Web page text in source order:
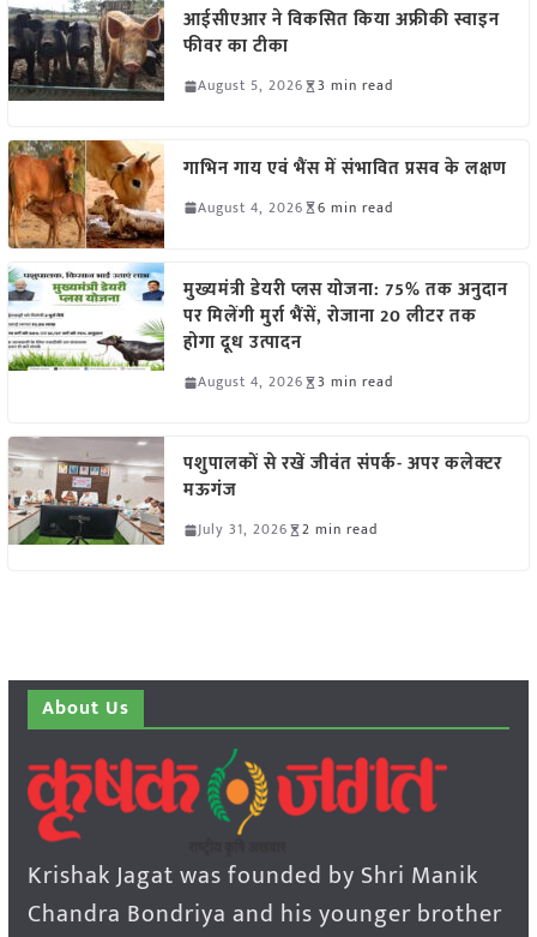
आईसीएआर ने विकसित किया अफ्रीकी स्वाइन
फीवर का टीका
August 5, 2026 3 min read
गाभिन गाय एवं भैंस में संभावित प्रसव के लक्षण
August 4, 2026 6 min read
मुख्यमंत्री डेयरी प्लस योजना: 75% तक अनुदान
पर मिलेंगी मुर्रा भैंसें, रोजाना 20 लीटर तक
होगा दूध उत्पादन
August 4, 2026 3 min read
पशुपालकों से रखें जीवंत संपर्क- अपर कलेक्टर
मऊगंज
July 31, 2026 2 min read
About Us
Krishak Jagat was founded by Shri Manik
Chandra Bondriya and his younger brother